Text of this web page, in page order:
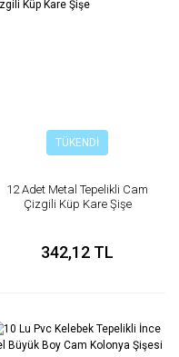
TÜKENDİ
12 Adet Metal Tepelikli Cam
Çizgili Küp Kare Şişe
342,12 TL